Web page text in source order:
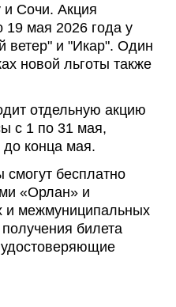
и Сочи. Акция
19 мая 2026 года у
ветер" и "Икар". Один
новой льготы также
отдельную акцию
с 1 по 31 мая,
конца мая.
бесплатно
«Орлан» и
и межмуниципальных
билета